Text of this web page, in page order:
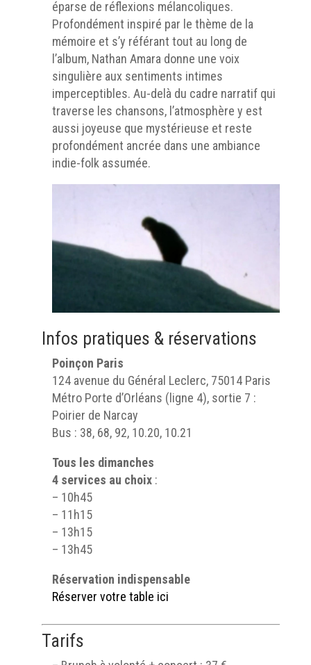
éparse de réflexions mélancoliques.
Profondément inspiré par le thème de la
mémoire et s’y référant tout au long de
l’album, Nathan Amara donne une voix
singulière aux sentiments intimes
imperceptibles. Au-delà du cadre narratif qui
traverse les chansons, l’atmosphère y est
aussi joyeuse que mystérieuse et reste
profondément ancrée dans une ambiance
indie-folk assumée.
Infos pratiques & réservations
Poinçon Paris
124 avenue du Général Leclerc, 75014 Paris
Métro Porte d’Orléans (ligne 4), sortie 7 :
Poirier de Narcay
Bus : 38, 68, 92, 10.20, 10.21
Tous les dimanches
4 services au choix:
– 10h45
– 11h15
– 13h15
– 13h45
Réservation indispensable
Réserver votre table ici
Tarifs